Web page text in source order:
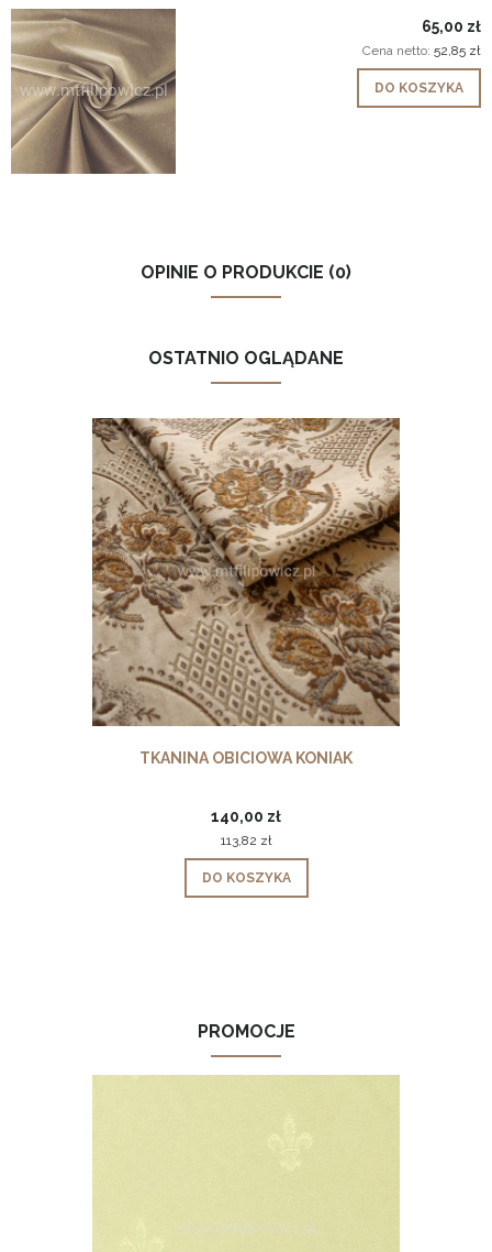
65,00 zł
Cena netto: 52,85 zł
DO KOSZYKA
OPINIE O PRODUKCIE (0)
OSTATNIO OGLĄDANE
TKANINA OBICIOWA KONIAK
140,00 zł
113,82 zł
DO KOSZYKA
PROMOCJE